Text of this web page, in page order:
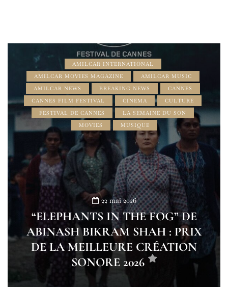
AMILCAR INTERNATIONAL
AMILCAR MOVIES MAGAZINE
AMILCAR MUSIC
AMILCAR NEWS
BREAKING NEWS
CANNES
CANNES FILM FESTIVAL
CINEMA
CULTURE
FESTIVAL DE CANNES
LA SEMAINE DU SON
MOVIES
MUSIQUE
22 mai 2026
“ELEPHANTS IN THE FOG” DE
ABINASH BIKRAM SHAH : PRIX
DE LA MEILLEURE CRÉATION
SONORE 2026